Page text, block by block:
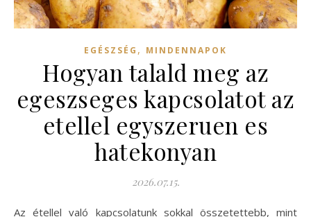
EGÉSZSÉG , MINDENNAPOK
Hogyan talald meg az
egeszseges kapcsolatot az
etellel egyszeruen es
hatekonyan
2026.07.15.
Az étellel való kapcsolatunk sokkal összetettebb, mint